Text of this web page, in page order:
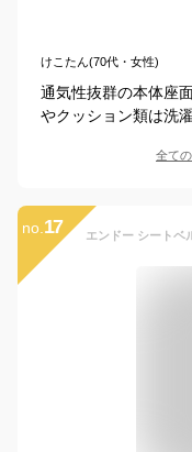
けこたん(70代・女性)
通気性抜群の本体座
やクッション類は洗
全て
no. 17